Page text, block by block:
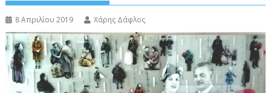
8 Απριλίου 2019 Χάρης Δάφλος